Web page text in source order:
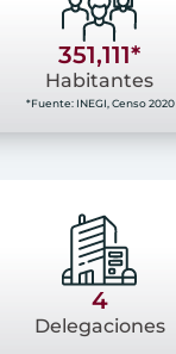
351,111*
Habitantes
*Fuente: INEGI, Censo 2020
4
Delegaciones